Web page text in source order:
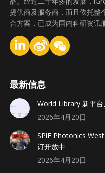
提供商及服务商，而且依托整
合方案，已成为国内科研资讯
最新信息
World Library 新平台
2026年4月20日
SPlE Photonics
订开放中
2026年4月20日